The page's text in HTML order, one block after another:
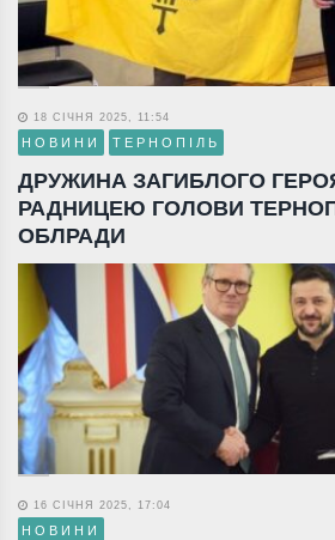
18 СІЧНЯ 2025, 11:54
НОВИНИ ТЕРНОПІЛЬ
ДРУЖИНА ЗАГИБЛОГО
РАДНИЦЕЮ ГОЛОВИ
ОБЛРАДИ
16 СІЧНЯ 2025, 17:04
НОВИНИ